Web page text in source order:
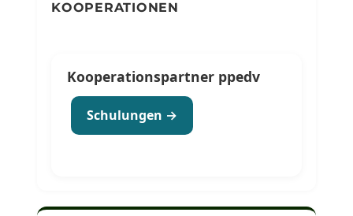
KOOPERATIONEN
Kooperationspartner ppedv
Schulungen →